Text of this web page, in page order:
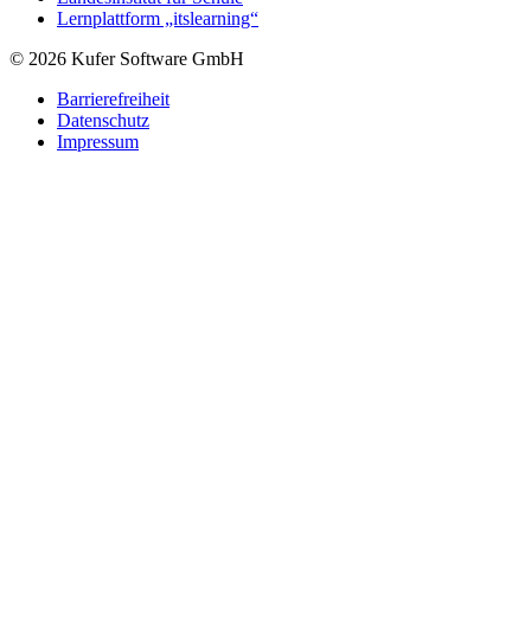
Lernplattform „itslearning“
© 2026 Kufer Software GmbH
Barrierefreiheit
Datenschutz
Impressum